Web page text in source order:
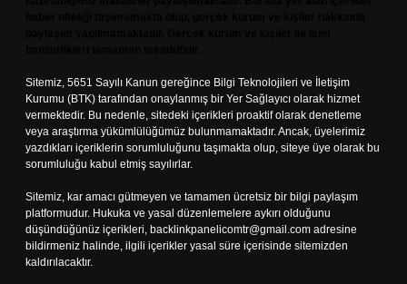
Sitemiz, 5651 Sayılı Kanun gereğince Bilgi Teknolojileri ve İletişim
Kurumu (BTK) tarafından onaylanmış bir Yer Sağlayıcı olarak hizmet
vermektedir. Bu nedenle, sitedeki içerikleri proaktif olarak denetleme
veya araştırma yükümlülüğümüz bulunmamaktadır. Ancak, üyelerimiz
yazdıkları içeriklerin sorumluluğunu taşımakta olup, siteye üye olarak bu
sorumluluğu kabul etmiş sayılırlar.
Sitemiz, kar amacı gütmeyen ve tamamen ücretsiz bir bilgi paylaşım
platformudur. Hukuka ve yasal düzenlemelere aykırı olduğunu
düşündüğünüz içerikleri, backlinkpanelicomtr@gmail.com adresine
bildirmeniz halinde, ilgili içerikler yasal süre içerisinde sitemizden
kaldırılacaktır.